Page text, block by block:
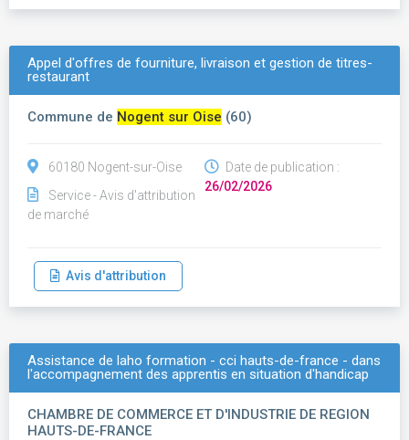
Appel d'offres de fourniture, livraison et gestion de titres-
restaurant
Commune de Nogent sur Oise (60)
60180 Nogent-sur-Oise
Service - Avis d'attribution
de marché
Date de publication :
26/02/2026
Avis d'attribution
Assistance de laho formation - cci hauts-de-france - dans
l'accompagnement des apprentis en situation d'handicap
CHAMBRE DE COMMERCE ET D'INDUSTRIE DE REGION
HAUTS-DE-FRANCE